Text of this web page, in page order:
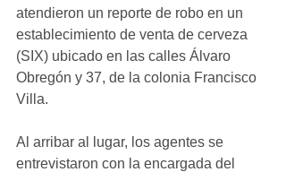
atendieron un reporte de robo en un
establecimiento de venta de cerveza
(SIX) ubicado en las calles Álvaro
Obregón y 37, de la colonia Francisco
Villa.
Al arribar al lugar, los agentes se
entrevistaron con la encargada del